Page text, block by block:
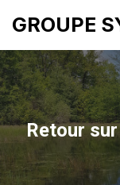
GROUPE
Retour